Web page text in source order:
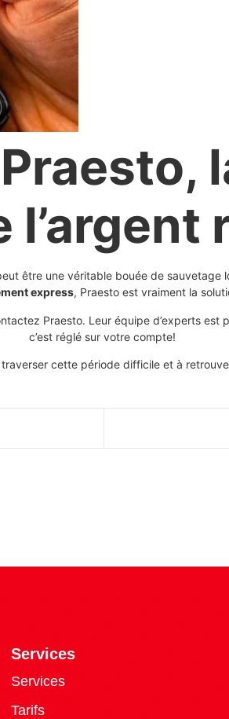
l’argent
être une véritable bouée de sauvetage
express, Praesto est vraiment la
Praesto. Leur équipe d’experts est
c’est réglé sur votre compte!
cette période difficile et à
Services
Services
Tarifs